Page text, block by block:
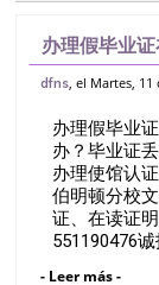
办理假毕业
业证怎么办？
公证办理，
dfns, el Martes, 11
办理假毕业
办？毕业证
办理使馆认
伯明顿分校
证、在读证
551190476
- Leer más -